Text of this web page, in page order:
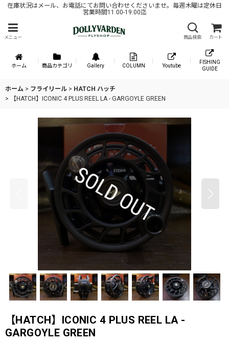
在庫状況はメール、お電話にてお問い合わせくださいませ。毎週木曜は定休日
営業時間11:00-19:00迄
メニュー 商品検索 カート
ホーム 商品カテゴリ Gallery COLUMN Youtube
FISHING
GUIDE
ホーム > フライリール > HATCH ハッチ
>
【HATCH】ICONIC 4 PLUS REEL LA - GARGOYLE GREEN
【HATCH】ICONIC 4 PLUS REEL LA -
GARGOYLE GREEN